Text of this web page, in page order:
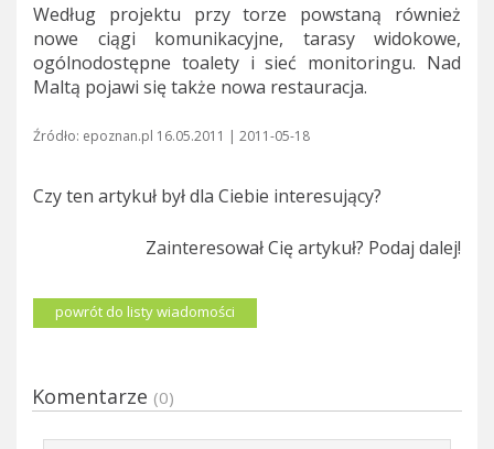
Według projektu przy torze powstaną również
nowe ciągi komunikacyjne, tarasy widokowe,
ogólnodostępne toalety i sieć monitoringu. Nad
Maltą pojawi się także nowa restauracja.
Źródło: epoznan.pl 16.05.2011 | 2011-05-18
Czy ten artykuł był dla Ciebie interesujący?
Zainteresował Cię artykuł? Podaj dalej!
powrót do listy wiadomości
Komentarze (0)